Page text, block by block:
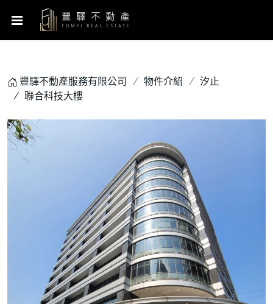
豐驛不動產服務有限公司 物件介紹
汐止
聯合科技大樓